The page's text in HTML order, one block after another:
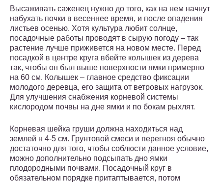
Высаживать саженец нужно до того, как на нем начнут
набухать почки в весеннее время, и после опадения
листьев осенью. Хотя культура любит солнце,
посадочные работы проводят в сырую погоду – так
растение лучше приживется на новом месте. Перед
посадкой в центре круга вбейте колышек из дерева
так, чтобы он был выше поверхности ямки примерно
на 60 см. Колышек – главное средство фиксации
молодого деревца, его защита от ветровых нагрузок.
Для улучшения снабжения корневой системы
кислородом почвы на дне ямки и по бокам рыхлят.
Корневая шейка груши должна находиться над
землей н 4-5 см. Грунтовой смеси и перегноя обычно
достаточно для того, чтобы соблюсти данное условие,
можно дополнительно подсыпать дно ямки
плодородными почвами. Посадочный круг в
обязательном порядке притаптывается, потом